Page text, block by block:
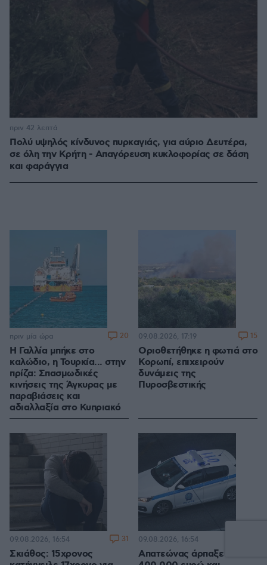
Πολύ υψηλός κίνδυνος πυρκαγιάς, για αύριο Δευτέρα,
σε όλη την Κρήτη - Απαγόρευση κυκλοφορίας σε δάση
και φαράγγια
πριν 42 λεπτά
Η Γαλλία μπήκε στο
καλώδιο, η Τουρκία... στην
πρίζα: Σπασμωδικές
κινήσεις της Άγκυρας με
παραβιάσεις και
αδιαλλαξία στο Κυπριακό
πριν μία ώρα 20
Οριοθετήθηκε η φωτιά στο
Κορωπί, επιχειρούν
δυνάμεις της
Πυροσβεστικής
09.08.2026, 17:19 15
Σκιάθος: 15χρονος
09.08.2026, 16:54 31
Απατεώνας άρπαξε
09.08.2026, 16:54